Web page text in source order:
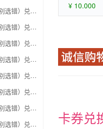
联通充值卡（面值千万别选错）兑换巨人一卡通(征途卡)
联通充值卡（面值千万别选错）兑换美团礼品卡
联通充值卡（面值千万别选错）兑换(百联卡)联华ok卡
联通充值卡（面值千万别选错）兑换资和信
联通充值卡（面值千万别选错）兑换沃尔玛购物卡
联通充值卡（面值千万别选错）兑换和信通
联通充值卡（面值千万别选错）兑换拉卡拉沃尔玛
联通充值卡（面值千万别选错）兑换携程任我游
¥ 10.000
卡券兑